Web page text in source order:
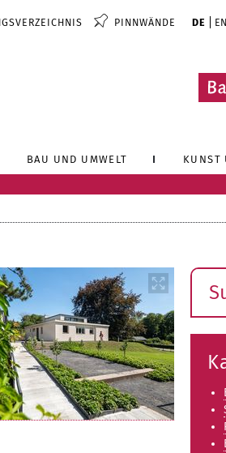
PINNWÄNDE DE EN
BAU UND UMWELT KUNST
Suche